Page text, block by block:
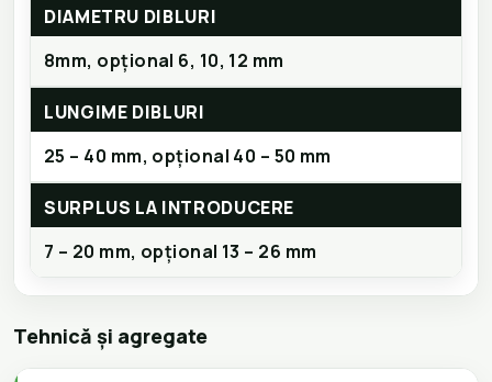
DIAMETRU DIBLURI
8mm, opțional 6, 10, 12 mm
LUNGIME DIBLURI
25 – 40 mm, opțional 40 – 50 mm
SURPLUS LA INTRODUCERE
7 – 20 mm, opțional 13 – 26 mm
Tehnică și agregate